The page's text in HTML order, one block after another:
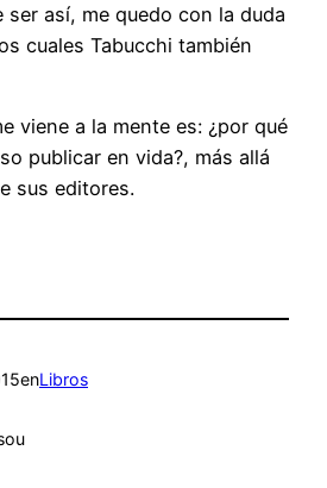
así, me quedo con la duda
cuales Tabucchi también
viene a la mente es: ¿por qué
publicar en vida?, más allá
sus editores.
enLibros